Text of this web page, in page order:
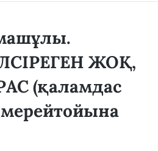
ЖОҚ,
(қаламдас
мерейтойына